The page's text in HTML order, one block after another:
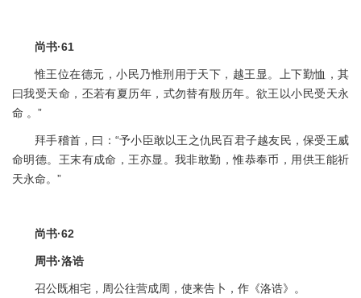
尚书·61
惟王位在德元，小民乃惟刑用于天下，越王显。上下勤恤，其
曰我受天命，丕若有夏历年，式勿替有殷历年。欲王以小民受天永
命 。”
拜手稽首，曰：“予小臣敢以王之仇民百君子越友民，保受王威
命明德。王末有成命，王亦显。我非敢勤，惟恭奉币，用供王能祈
天永命。”
尚书·62
周书·洛诰
召公既相宅，周公往营成周，使来告卜，作《洛诰》。